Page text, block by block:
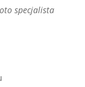
specjalista